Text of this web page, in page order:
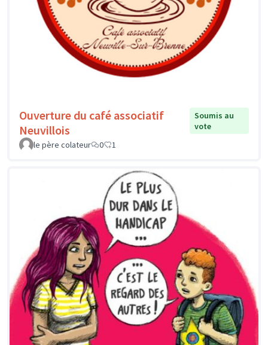
Ouverture du café associatif
Neuvillois
Soumis au
vote
le père colateur
0 1